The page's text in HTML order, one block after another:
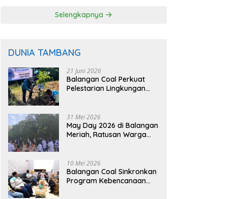
Selengkapnya
DUNIA TAMBANG
21 Juni 2026
Balangan Coal Perkuat
Pelestarian Lingkungan
31 Mei 2026
May Day 2026 di Balangan
Meriah, Ratusan Warga
10 Mei 2026
Balangan Coal Sinkronkan
Program Kebencanaan